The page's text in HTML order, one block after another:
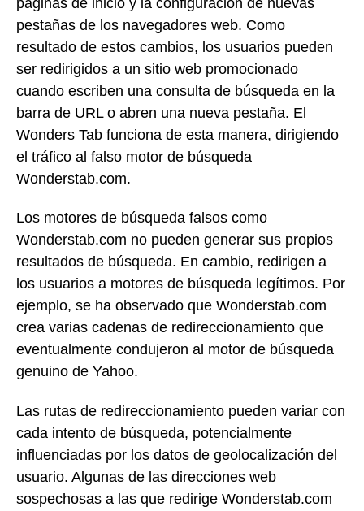
pestañas de los navegadores web. Como
resultado de estos cambios, los usuarios pueden
ser redirigidos a un sitio web promocionado
cuando escriben una consulta de búsqueda en la
barra de URL o abren una nueva pestaña. El
Wonders Tab funciona de esta manera, dirigiendo
el tráfico al falso motor de búsqueda
Wonderstab.com.
Los motores de búsqueda falsos como
Wonderstab.com no pueden generar sus propios
resultados de búsqueda. En cambio, redirigen a
los usuarios a motores de búsqueda legítimos. Por
ejemplo, se ha observado que Wonderstab.com
crea varias cadenas de redireccionamiento que
eventualmente condujeron al motor de búsqueda
genuino de Yahoo.
Las rutas de redireccionamiento pueden variar con
cada intento de búsqueda, potencialmente
influenciadas por los datos de geolocalización del
usuario. Algunas de las direcciones web
sospechosas a las que redirige Wonderstab.com